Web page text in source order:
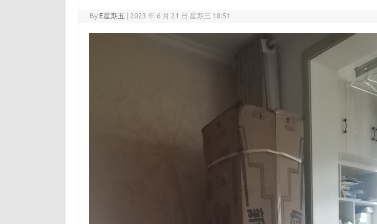
ByE星期五 2023 年 6 月 21 日 星期三 18:51